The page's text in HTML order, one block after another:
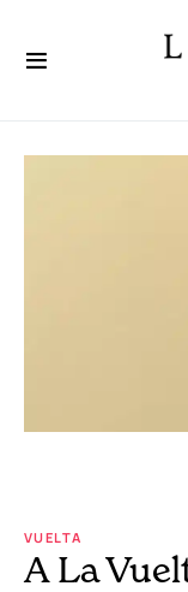
VUELTA
A La